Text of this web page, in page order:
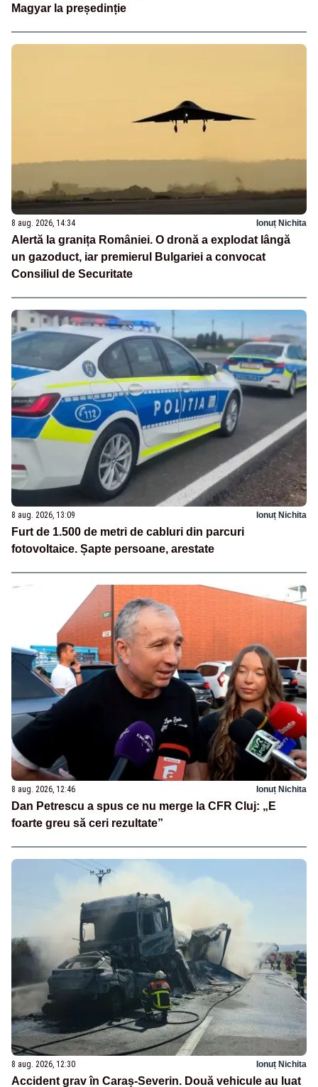
Magyar la președinție
8 aug. 2026, 14:34 Ionuț Nichita
Alertă la granița României. O dronă a explodat lângă
un gazoduct, iar premierul Bulgariei a convocat
Consiliul de Securitate
8 aug. 2026, 13:09 Ionuț Nichita
Furt de 1.500 de metri de cabluri din parcuri
fotovoltaice. Șapte persoane, arestate
8 aug. 2026, 12:46 Ionuț Nichita
Dan Petrescu a spus ce nu merge la CFR Cluj: „E
foarte greu să ceri rezultate”
8 aug. 2026, 12:30 Ionuț Nichita
Accident grav în Caraș-Severin. Două vehicule au luat